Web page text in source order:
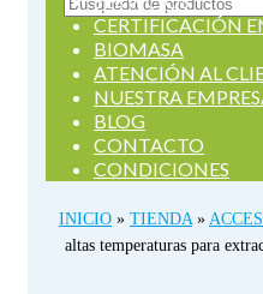
por: CERTIFICACIÓN
BIOMASA
ATENCIÓN AL
NUESTRA
BLOG
CONTACTO
CONDICIONES
INICIO » TIENDA »
altas temperaturas para